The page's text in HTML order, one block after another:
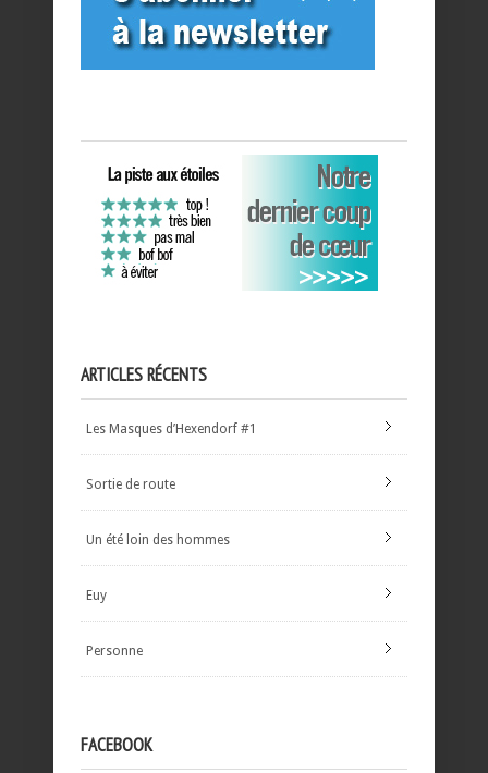
ARTICLES RÉCENTS
Les Masques d’Hexendorf #1
Sortie de route
Un été loin des hommes
Euy
Personne
FACEBOOK